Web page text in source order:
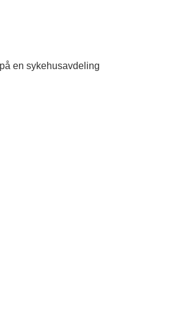
en sykehusavdeling